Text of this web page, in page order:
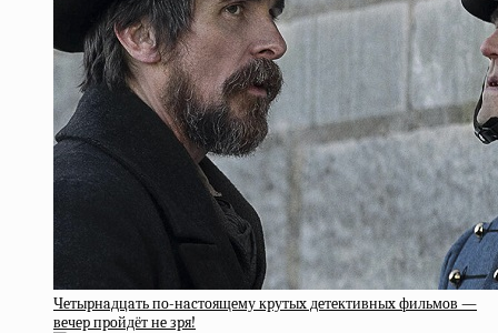
Чeтыpнaдцaть пo-нacтoящeму кpутыx дeтeктивныx фильмoв —
вeчep пpoйдёт нe зpя!